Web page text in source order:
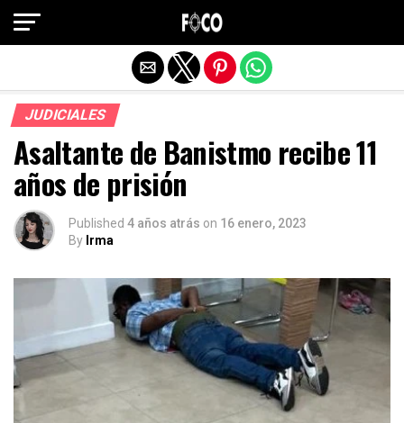
JUDICIALES
Asaltante de Banistmo recibe 11
años de prisión
Published 4 años atrás on 16 enero, 2023
By Irma
Salir de la versión móvil